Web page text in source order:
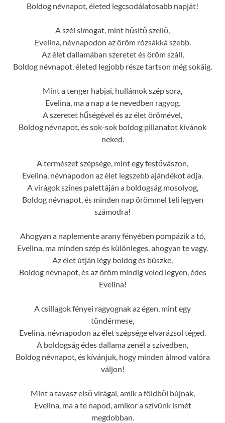
Boldog névnapot, életed legcsodálatosabb napját!
A szél simogat, mint hűsítő szellő,
Evelina, névnapodon az öröm rózsákká szebb.
Az élet dallamában szeretet és öröm száll,
Boldog névnapot, életed legjobb része tartson még sokáig.
Mint a tenger habjai, hullámok szép sora,
Evelina, ma a nap a te nevedben ragyog.
A szeretet hűségével és az élet örömével,
Boldog névnapot, és sok-sok boldog pillanatot kívánok
neked.
A természet szépsége, mint egy festővászon,
Evelina, névnapodon az élet legszebb ajándékot adja.
A virágok színes palettáján a boldogság mosolyog,
Boldog névnapot, és minden nap örömmel teli legyen
számodra!
Ahogyan a naplemente arany fényében pompázik a tó,
Evelina, ma minden szép és különleges, ahogyan te vagy.
Az élet útján légy boldog és büszke,
Boldog névnapot, és az öröm mindig veled legyen, édes
Evelina!
A csillagok fényei ragyognak az égen, mint egy
tündérmese,
Evelina, névnapodon az élet szépsége elvarázsol téged.
A boldogság édes dallama zenél a szívedben,
Boldog névnapot, és kívánjuk, hogy minden álmod valóra
váljon!
Mint a tavasz első virágai, amik a földből bújnak,
Evelina, ma a te napod, amikor a szívünk ismét
megdobban.